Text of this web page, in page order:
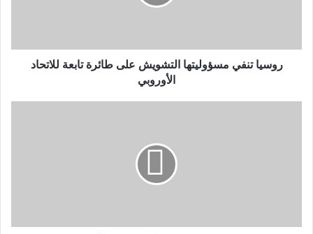
روسيا تنفي مسؤوليتها التشويش على طائرة تابعة للاتحاد
الأوروبي